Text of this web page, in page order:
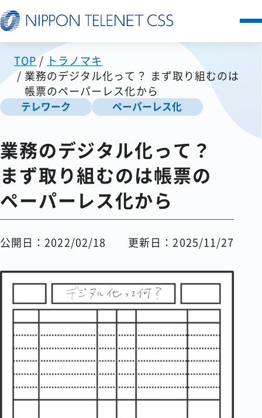
サービス一覧
日本テレネットの強み
お客様の声
セミナー
FAQ
お知らせ
コラム
会社情報
資料請求 お問い合わせ
TOP
トラノマキ
業務のデジタル化って？ まず取り組むのは
帳票のペーパーレス化から
テレワーク ペーパーレス化
業務のデジタル化って？
まず取り組むのは帳票の
ペーパーレス化から
公開日：2022/02/18 更新日：2025/11/27